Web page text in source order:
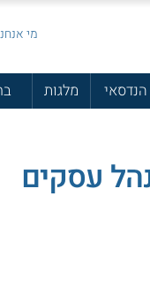
מי
הנדסאי מלגות
עסקים